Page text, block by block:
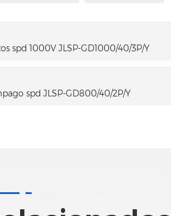
spd 1000V JLSP-GD1000/40/3P/Y
spd JLSP-GD800/40/2P/Y